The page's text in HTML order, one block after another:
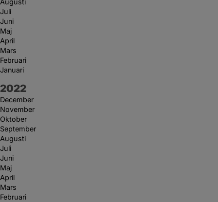
Augusti
Juli
Juni
Maj
April
Mars
Februari
Januari
År:
2022
December
November
Oktober
September
Augusti
Juli
Juni
Maj
April
Mars
Februari